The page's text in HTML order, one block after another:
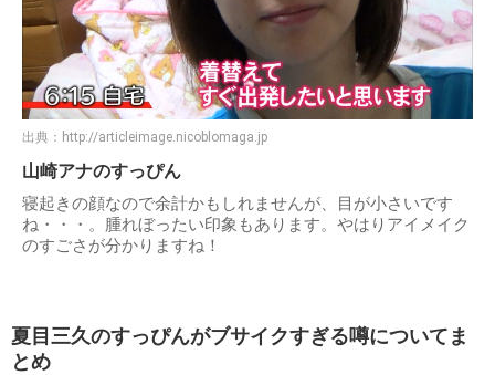
出典： http://articleimage.nicoblomaga.jp
山崎アナのすっぴん
寝起きの顔なので余計かもしれませんが、目が小さいです
ね・・・。腫れぼったい印象もあります。やはりアイメイク
のすごさが分かりますね！
夏目三久のすっぴんがブサイクすぎる噂についてま
とめ